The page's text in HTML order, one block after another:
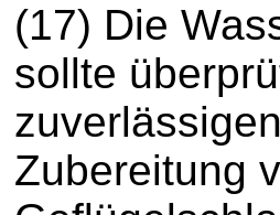
(17) Die
sollte
Zubereitung